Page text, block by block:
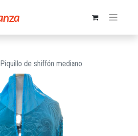
Piquillo de shiffón mediano